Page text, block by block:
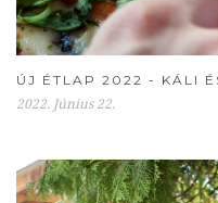
ÚJ ÉTLAP 2022 - KÁLI
2022. Június 22.